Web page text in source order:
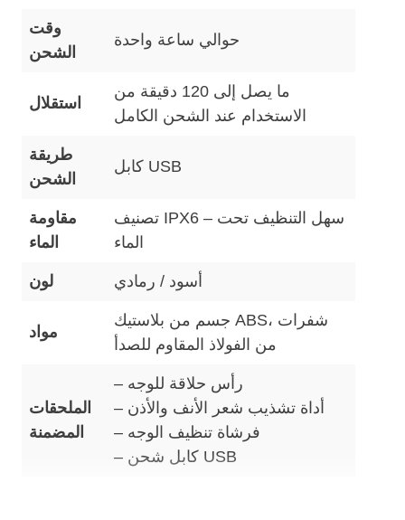
وقت
الشحن
حوالي ساعة واحدة
استقلال
ما يصل إلى 120 دقيقة من
الاستخدام عند الشحن الكامل
طريقة
الشحن
كابل USB
مقاومة
الماء
تصنيف IPX6 – سهل التنظيف تحت
الماء
لون أسود / رمادي
مواد
جسم من بلاستيك ABS، شفرات
من الفولاذ المقاوم للصدأ
الملحقات
المضمنة
– رأس حلاقة للوجه
– أداة تشذيب شعر الأنف والأذن
– فرشاة تنظيف الوجه
– كابل شحن USB